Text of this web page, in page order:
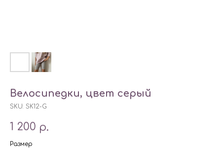
Велосипедки, цвет серый
SKU: SK12-G
1 200 р.
Размер